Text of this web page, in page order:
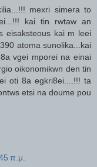
mexri simera to
kai tin rwtaw an
eisaksteous kai m leei
atoma sunolika...kai
vgei mporei na einai
oikonomikwn den tin
oti 8a egkri8ei....!!! ta
etsi na doume pou
π.μ.